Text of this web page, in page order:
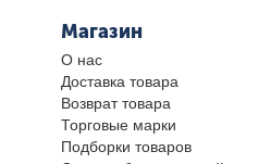
Магазин
О нас
Доставка товара
Возврат товара
Торговые марки
Подборки товаров